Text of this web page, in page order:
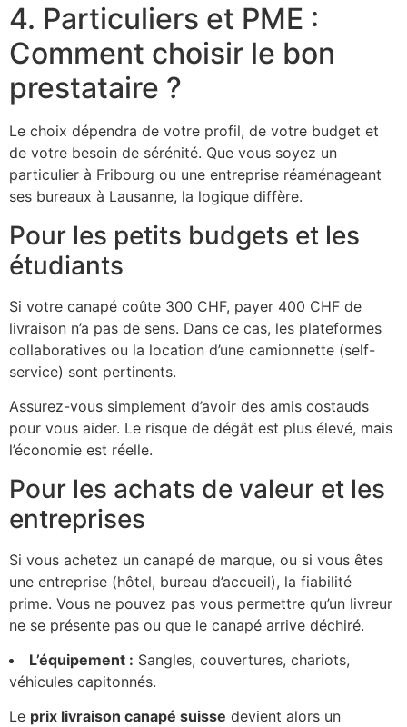
4. Particuliers et PME :
Comment choisir le bon
prestataire ?
Le choix dépendra de votre profil, de votre budget et
de votre besoin de sérénité. Que vous soyez un
particulier à Fribourg ou une entreprise réaménageant
ses bureaux à Lausanne, la logique diffère.
Pour les petits budgets et les
étudiants
Si votre canapé coûte 300 CHF, payer 400 CHF de
livraison n’a pas de sens. Dans ce cas, les plateformes
collaboratives ou la location d’une camionnette (self-
service) sont pertinents.
Assurez-vous simplement d’avoir des amis costauds
pour vous aider. Le risque de dégât est plus élevé, mais
l’économie est réelle.
Pour les achats de valeur et les
entreprises
Si vous achetez un canapé de marque, ou si vous êtes
une entreprise (hôtel, bureau d’accueil), la fiabilité
prime. Vous ne pouvez pas vous permettre qu’un livreur
ne se présente pas ou que le canapé arrive déchiré.
L’équipement : Sangles, couvertures, chariots,
véhicules capitonnés.
Le prix livraison canapé suisse devient alors un